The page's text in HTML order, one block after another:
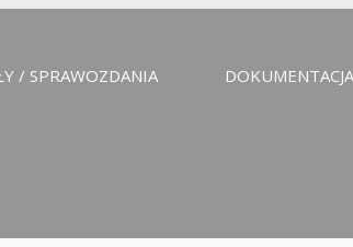
/ SPRAWOZDANIA DOKUMENTACJA